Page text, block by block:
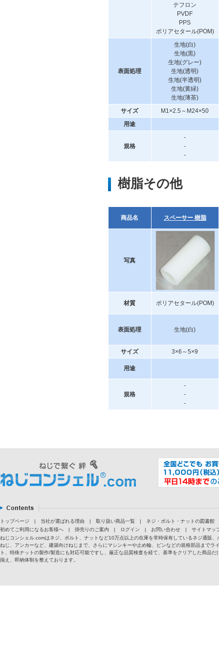
テフロン
PVDF
PPS
ポリアセタール(POM)
表面処理
生地(白)
生地(黒)
生地(グレー)
生地(透明)
生地(半透明)
生地(黄緑)
生地(薄茶)
サイズ
M1×2.5～M24×50
用途
規格
-
-
-
樹脂その他
商品名 スペーサー 樹脂
写真
材質 ポリアセタール(POM)
表面処理 生地(白)
サイズ 3×6～5×9
用途
規格
-
-
-
トップページ | 当社が選ばれる理由 | 取り扱い商品一覧 |
ネジ・ボルト・ナットの図書館
初めてご利用になるお客様へ
| 掛売りのご案内 | ログイン | お問い合わせ |
サイトマッ
ねじコンシェル.comはネジ、ボルト、ナットなど10万点以上の在庫を常時保有しているネジ通販
ねじ、アンカーなど、建築向けねじまで、さらにマシンキーや止め輪、ピンなどの規格部品まで
ト、特殊ナットの製作/製造にも対応可能ですし、厳正な品質検査を経て、基準をクリアした商品
揃え、即納体制を整えております。